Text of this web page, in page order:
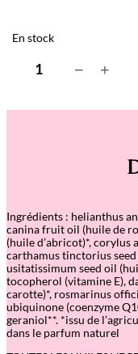
En stock
t
i
l
e
d
e
s
o
i
n
–
− +
Ingrédients : helianthus
canina fruit oil (huile de
(huile d’abricot)*, corylus
carthamus tinctorius
usitatissimum seed oil
tocopherol (vitamine E),
carotte)*, rosmarinus
ubiquinone (coenzyme
geraniol**. *issu de
dans le parfum naturel